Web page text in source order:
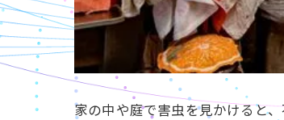
家の中や庭で害虫を見かけると